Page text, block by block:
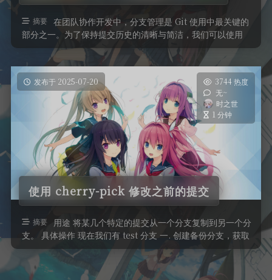
摘要
在团队协作开发中，分支管理是 Git 使用中最关键的
部分之一。为了保持提交历史的清晰与简洁，我们可以使用
git rebase 和 ...
发布于 2025-07-20
3744 热度
无~
时之世
1 分钟
使用 cherry-pick 修改之前的提交
摘要
用途 将某几个特定的提交从一个分支复制到另一个分
支。 具体操作 现在我们有 test 分支 一. 创建备份分支，获取
原分支提交内容 ...